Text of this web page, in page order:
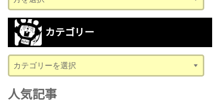
ー
カ
ブ
カテゴリー
テ
ゴ
リ
人気記事